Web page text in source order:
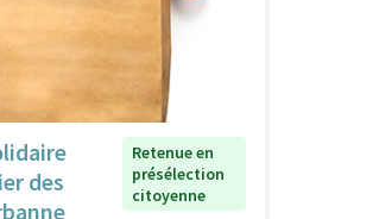
des
Retenue en
présélection
citoyenne